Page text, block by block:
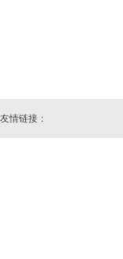
友情链接：